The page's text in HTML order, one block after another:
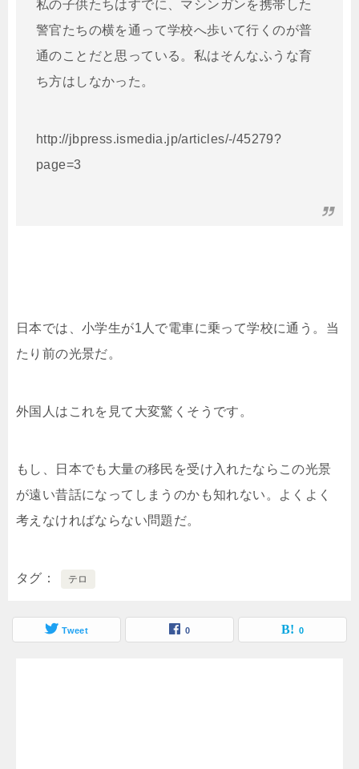
私の子供たちはすでに、マシンガンを携帯した
警官たちの横を通って学校へ歩いて行くのが普
通のことだと思っている。私はそんなふうな育
ち方はしなかった。
http://jbpress.ismedia.jp/articles/-/45279?
page=3
日本では、小学生が1人で電車に乗って学校に通う。当
たり前の光景だ。
外国人はこれを見て大変驚くそうです。
もし、日本でも大量の移民を受け入れたならこの光景
が遠い昔話になってしまうのかも知れない。よくよく
考えなければならない問題だ。
タグ テロ
Tweet 0 0